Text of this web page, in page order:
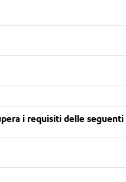
i requisiti delle